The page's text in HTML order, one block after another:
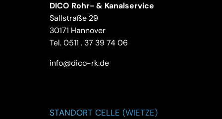
DICO Rohr- & Kanalservice
Sallstraße 29
30171 Hannover
Tel.0511 . 37 39 74 06
info@dico-rk.de
STANDORT CELLE (WIETZE)